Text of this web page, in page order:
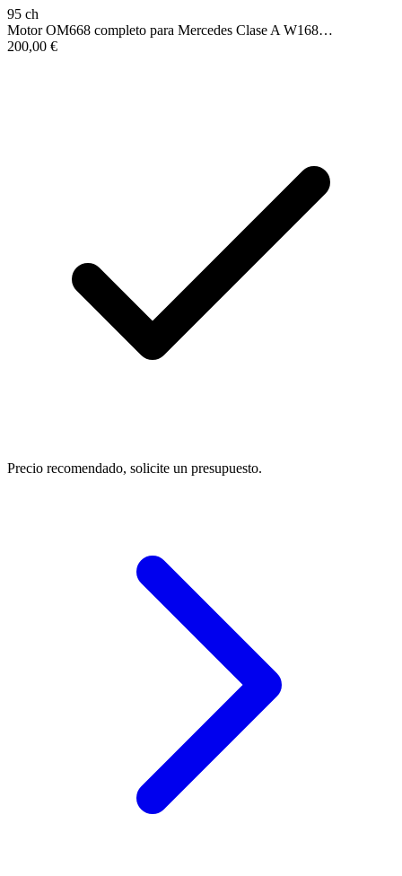
95 ch
Motor OM668 completo para Mercedes Clase A W168…
200,00 €
Precio recomendado, solicite un presupuesto.